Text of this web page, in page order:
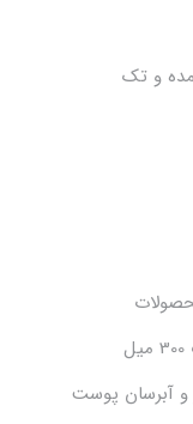
و تک
و آبرسان پوست